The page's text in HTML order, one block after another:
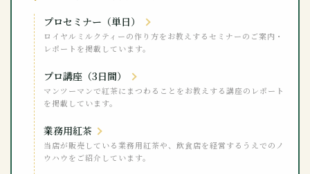
プロセミナー（単日）
ロイヤルミルクティーの作り方をお教えするセミナーのご案内・
レポートを掲載しています。
プロ講座（3日間）
マンツーマンで紅茶にまつわることをお教えする講座のレポート
を掲載しています。
業務用紅茶
当店が販売している業務用紅茶や、飲食店を経営するうえでのノ
ウハウをご紹介しています。